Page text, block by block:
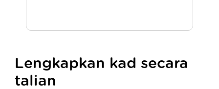
Lengkapkan kad secara
talian